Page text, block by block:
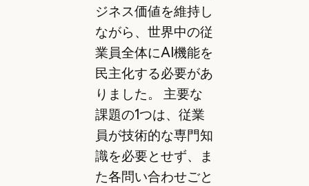
ジネス価値を維持し
ながら、世界中の従
業員全体にAI機能を
民主化する必要があ
りました。 主要な
課題の1つは、従業
員が技術的な専門知
識を必要とせず、ま
た各問い合わせごと